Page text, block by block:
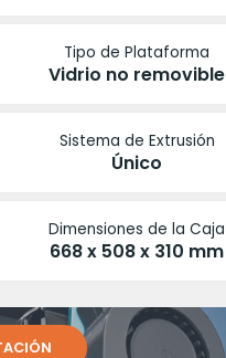
Tipo de Plataforma
Vidrio no removible
Sistema de Extrusión
Único
Dimensiones de la Caja
668 x 508 x 310 mm